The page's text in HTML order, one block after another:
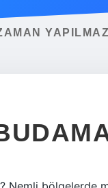
YAPILMAZ